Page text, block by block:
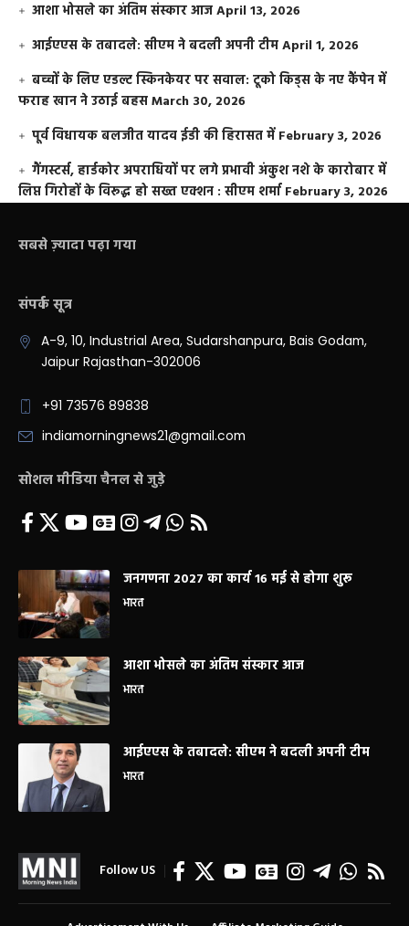
आशा भोसले का अंतिम संस्कार आजApril 13, 2026
आईएएस के तबादले: सीएम ने बदली अपनी टीमApril 1, 2026
बच्चों के लिए एडल्ट स्किनकेयर पर सवाल: टूको किड्स के नए कैंपेन में
फराह खान ने उठाई बहसMarch 30, 2026
पूर्व विधायक बलजीत यादव ईडी की हिरासत में February 3, 2026
गैंगस्टर्स, हार्डकोर अपराधियों पर लगे प्रभावी अंकुश नशे के कारोबार में
लिप्त गिरोहों के विरूद्ध हो सख्त एक्शन : सीएम शर्मा February 3, 2026
सबसे ज़्यादा पढ़ा गया
संपर्क सूत्र
A-9, 10, Industrial Area, Sudarshanpura, Bais Godam,
Jaipur Rajasthan-302006
+91 73576 89838
indiamorningnews21@gmail.com
सोशल मीडिया चैनल से जुड़े
जनगणना 2027 का कार्य 16 मई से होगा शुरू
भारत
आशा भोसले का अंतिम संस्कार आज
भारत
आईएएस के तबादले: सीएम ने बदली अपनी टीम
भारत
Follow US